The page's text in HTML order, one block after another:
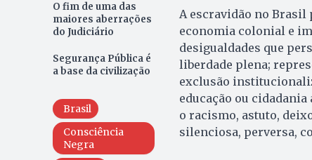
O fim de uma das
maiores aberrações
do Judiciário
Segurança Pública é
a base da civilização
Brasil
Consciência
Negra
A escravidão no Brasil
economia colonial e
desigualdades que
liberdade plena;
exclusão
educação ou
o racismo, astuto,
silenciosa, perversa,